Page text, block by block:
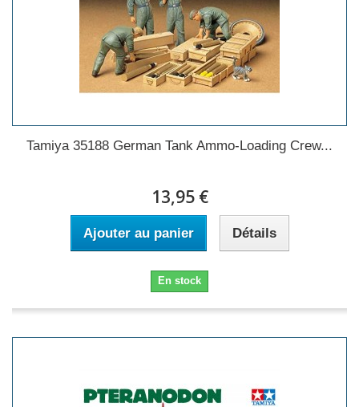
Tamiya 35188 German Tank Ammo-Loading Crew...
13,95 €
Ajouter au panier Détails
En stock